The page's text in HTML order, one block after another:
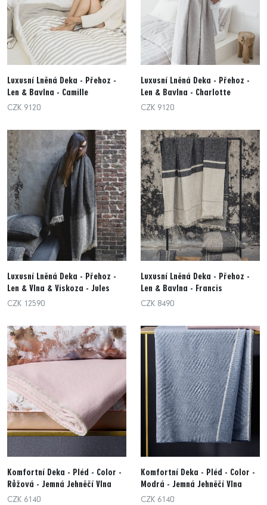
Luxusní Lněná Deka - Přehoz -
Len & Bavlna - Camille
CZK 9120
Luxusní Lněná Deka - Přehoz -
Len & Bavlna - Charlotte
CZK 9120
Luxusní Lněná Deka - Přehoz -
Len & Vlna & Viskoza - Jules
CZK 12590
Luxusní Lněná Deka - Přehoz -
Len & Bavlna - Francis
CZK 8490
Komfortní Deka - Pléd - Color -
Růžová - Jemná Jehněčí Vlna
CZK 6140
Komfortní Deka - Pléd - Color -
Modrá - Jemná Jehněčí Vlna
CZK 6140